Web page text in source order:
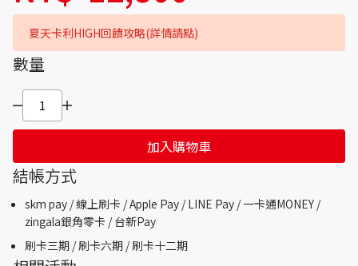
夏天卡利HIGH回饋攻略(詳情請點)
數量
加入購物車
結帳方式
skm pay /線上刷卡 / Apple Pay /LINE Pay / 一卡通MONEY /
zingala銀角零卡 /台新Pay
刷卡三期 /刷卡六期 /刷卡十二期